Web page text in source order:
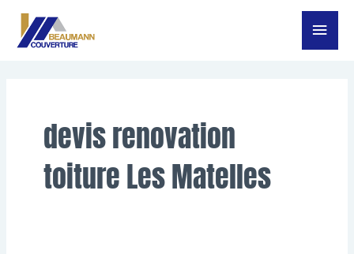
Aller
Menu
devis renovation
toiture Les Matelles